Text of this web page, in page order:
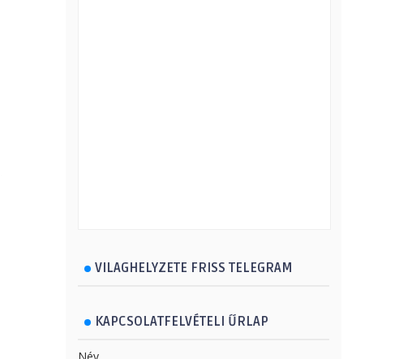
VILAGHELYZETE FRISS TELEGRAM
KAPCSOLATFELVÉTELI ŰRLAP